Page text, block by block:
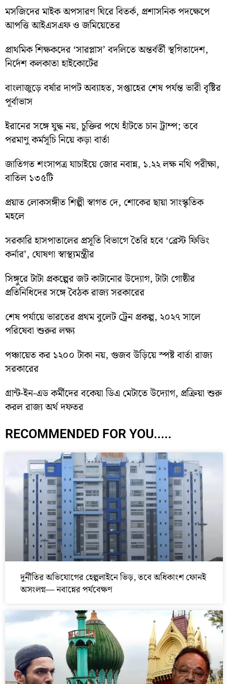
মসজিদের মাইক অপসারণ ঘিরে বিতর্ক, প্রশাসনিক পদক্ষেপে
আপত্তি আইএসএফ ও জমিয়েতের
প্রাথমিক শিক্ষকদের ‘সারপ্লাস’ বদলিতে অন্তর্বর্তী স্থগিতাদেশ,
নির্দেশ কলকাতা হাইকোর্টের
বাংলাজুড়ে বর্ষার দাপট অব্যাহত, সপ্তাহের শেষ পর্যন্ত ভারী বৃষ্টির
পূর্বাভাস
ইরানের সঙ্গে যুদ্ধ নয়, চুক্তির পথে হাঁটতে চান ট্রাম্প; তবে
পরমাণু কর্মসূচি নিয়ে কড়া বার্তা
জাতিগত শংসাপত্র যাচাইয়ে জোর নবান্ন, ১.২২ লক্ষ নথি পরীক্ষা,
বাতিল ১৩৫টি
প্রয়াত লোকসঙ্গীত শিল্পী স্বাগত দে, শোকের ছায়া সাংস্কৃতিক
মহলে
সরকারি হাসপাতালের প্রসূতি বিভাগে তৈরি হবে ‘ব্রেস্ট ফিডিং
কর্নার’, ঘোষণা স্বাস্থ্যমন্ত্রীর
সিঙ্গুরে টাটা প্রকল্পের জট কাটানোর উদ্যোগ, টাটা গোষ্ঠীর
প্রতিনিধিদের সঙ্গে বৈঠক রাজ্য সরকারের
শেষ পর্যায়ে ভারতের প্রথম বুলেট ট্রেন প্রকল্প, ২০২৭ সালে
পরিষেবা শুরুর লক্ষ্য
পঞ্চায়েত কর ১২০০ টাকা নয়, গুজব উড়িয়ে স্পষ্ট বার্তা রাজ্য
সরকারের
গ্রান্ট-ইন-এড কর্মীদের বকেয়া ডিএ মেটাতে উদ্যোগ, প্রক্রিয়া শুরু
করল রাজ্য অর্থ দফতর
RECOMMENDED FOR YOU.....
দুর্নীতির অভিযোগের হেল্পলাইনে ভিড়, তবে অধিকাংশ ফোনই
অসংলগ্ন— নবান্নের পর্যবেক্ষণ